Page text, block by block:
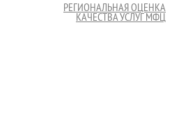
РЕГИОНАЛЬНАЯ ОЦЕНКА
КАЧЕСТВА УСЛУГ МФЦ